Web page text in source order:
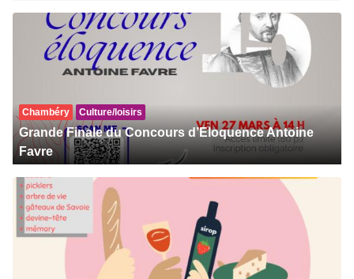
Chambéry Culture/loisirs
Grande Finale du Concours d’Eloquence Antoine
Favre